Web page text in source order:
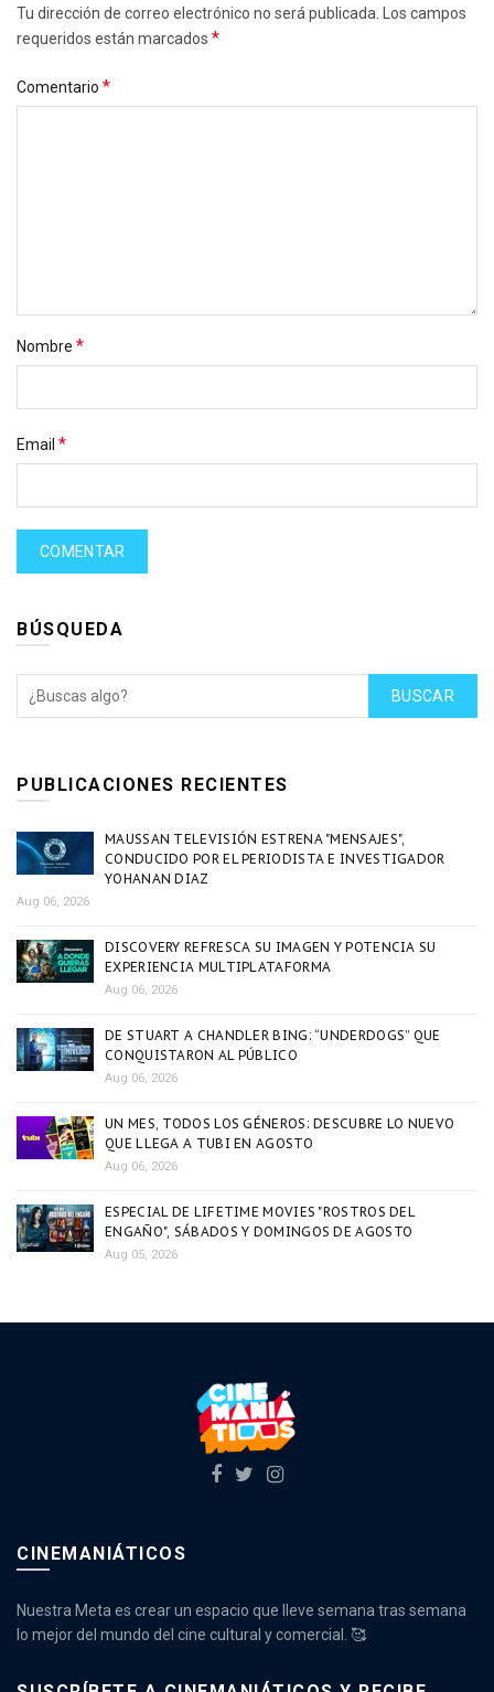
Tu dirección de correo electrónico no será publicada. Los campos
requeridos están marcados *
Comentario *
Nombre *
Email *
BÚSQUEDA
BUSCAR
PUBLICACIONES RECIENTES
MAUSSAN TELEVISIÓN ESTRENA "MENSAJES",
CONDUCIDO POR EL PERIODISTA E INVESTIGADOR
YOHANAN DIAZ
Aug 06, 2026
DISCOVERY REFRESCA SU IMAGEN Y POTENCIA SU
EXPERIENCIA MULTIPLATAFORMA
Aug 06, 2026
DE STUART A CHANDLER BING: “UNDERDOGS” QUE
CONQUISTARON AL PÚBLICO
Aug 06, 2026
UN MES, TODOS LOS GÉNEROS: DESCUBRE LO NUEVO
QUE LLEGA A TUBI EN AGOSTO
Aug 06, 2026
ESPECIAL DE LIFETIME MOVIES "ROSTROS DEL
ENGAÑO", SÁBADOS Y DOMINGOS DE AGOSTO
Aug 05, 2026
CINEMANIÁTICOS
Nuestra Meta es crear un espacio que lleve semana tras semana
lo mejor del mundo del cine cultural y comercial. 🥰